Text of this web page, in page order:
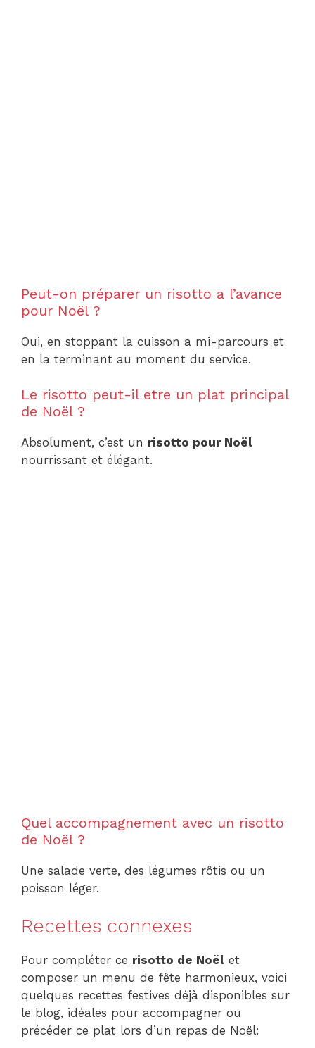
Peut-on préparer un risotto a l’avance
pour Noël ?
Oui, en stoppant la cuisson a mi-parcours et
en la terminant au moment du service.
Le risotto peut-il etre un plat principal
de Noël ?
Absolument, c’est un risotto pour Noël
nourrissant et élégant.
Quel accompagnement avec un risotto
de Noël ?
Une salade verte, des légumes rôtis ou un
poisson léger.
Recettes connexes
Pour compléter ce risotto de Noël et
composer un menu de fête harmonieux, voici
quelques recettes festives déjà disponibles sur
le blog, idéales pour accompagner ou
précéder ce plat lors d’un repas de Noël: